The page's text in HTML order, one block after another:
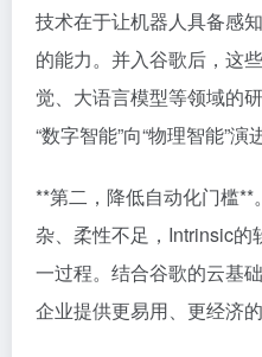
技术在于让机器人具备感
的能力。并入谷歌后，这
觉、大语言模型等领域的
“数字智能”向“物理智能”演进
**第二，降低自动化门槛
杂、柔性不足，Intrinsic
一过程。结合谷歌的云基
企业提供更易用、更经济